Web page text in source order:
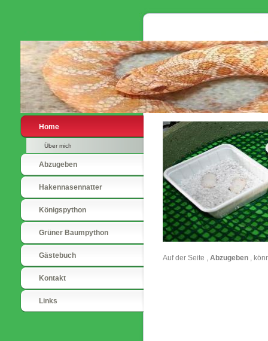
Home
Über mich
Abzugeben
Hakennasennatter
Königspython
Grüner Baumpython
Gästebuch
Kontakt
Links
Auf der Seite , Abzugeben,